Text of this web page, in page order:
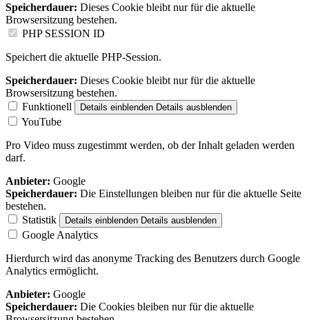
Speicherdauer: Dieses Cookie bleibt nur für die aktuelle
Browsersitzung bestehen.
PHP SESSION ID
Speichert die aktuelle PHP-Session.
Speicherdauer: Dieses Cookie bleibt nur für die aktuelle
Browsersitzung bestehen.
Funktionell
Details einblenden Details ausblenden
YouTube
Pro Video muss zugestimmt werden, ob der Inhalt geladen werden
darf.
Anbieter: Google
Speicherdauer: Die Einstellungen bleiben nur für die aktuelle Seite
bestehen.
Statistik
Details einblenden Details ausblenden
Google Analytics
Hierdurch wird das anonyme Tracking des Benutzers durch Google
Analytics ermöglicht.
Anbieter: Google
Speicherdauer: Die Cookies bleiben nur für die aktuelle